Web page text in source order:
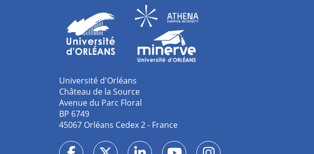
Université d'Orléans
Château de la Source
Avenue du Parc Floral
BP 6749
45067 Orléans Cedex 2 - France